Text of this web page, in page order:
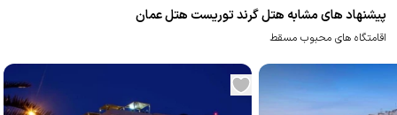
پیشنهاد های مشابه هتل گرند توریست هتل عمان
اقامتگاه های محبوب مسقط